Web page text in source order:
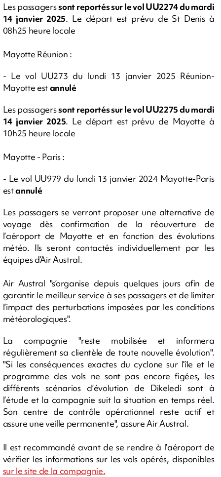
Les passagerssont reportés sur le vol UU2274 du mardi
14 janvier 2025. Le départ est prévu de St Denis à
08h25 heure locale
Mayotte Réunion :
- Le vol UU273 du lundi 13 janvier 2025 Réunion-
Mayotte estannulé
Les passagerssont reportés sur le vol UU2275 du mardi
14 janvier 2025. Le départ est prévu de Mayotte à
10h25 heure locale
Mayotte - Paris :
- Le vol UU979 du lundi 13 janvier 2024 Mayotte-Paris
estannulé
Les passagers se verront proposer une alternative de
voyage dès confirmation de la réouverture de
l’aéroport de Mayotte et en fonction des évolutions
météo. Ils seront contactés individuellement par les
équipes d’Air Austral.
Air Austral "s’organise depuis quelques jours afin de
garantir le meilleur service à ses passagers et de limiter
l’impact des perturbations imposées par les conditions
météorologiques".
La compagnie "reste mobilisée et informera
régulièrement sa clientèle de toute nouvelle évolution".
"Si les conséquences exactes du cyclone sur l’île et le
programme des vols ne sont pas encore figées, les
différents scénarios d’évolution de Dikeledi sont à
l’étude et la compagnie suit la situation en temps réel.
Son centre de contrôle opérationnel reste actif et
assure une veille permanente", assure Air Austral.
Il est recommandé avant de se rendre à l’aéroport de
vérifier les informations sur les vols opérés, disponibles
sur le site de la compagnie.